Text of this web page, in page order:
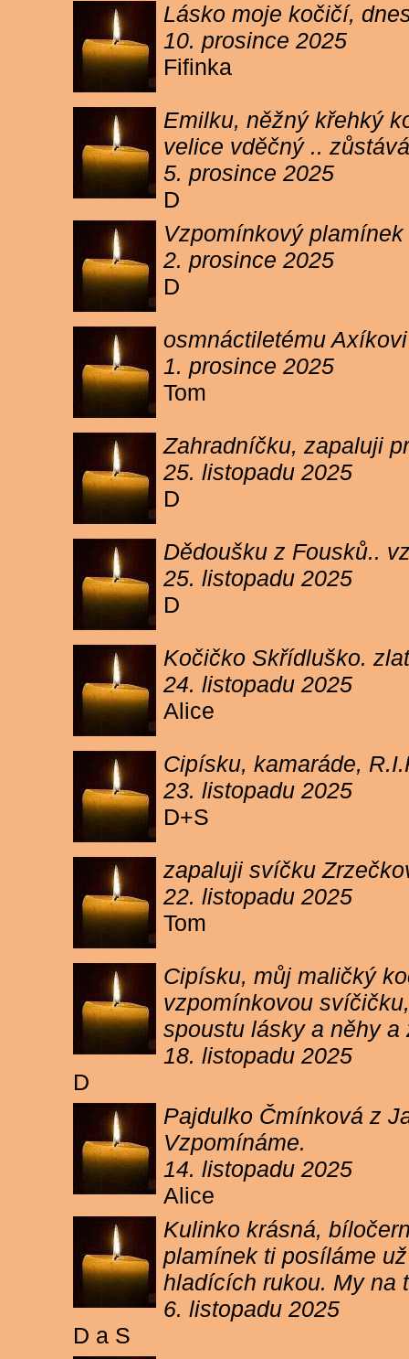
Lásko moje kočičí,
10. prosince 2025
Fifinka
Emilku, něžný křehký
velice vděčný ..
5. prosince 2025
D
Vzpomínkový
2. prosince 2025
D
osmnáctiletému
1. prosince 2025
Tom
Zahradníčku, zapaluji
25. listopadu 2025
D
Dědoušku z Fousků..
25. listopadu 2025
D
Kočičko Skřídluško.
24. listopadu 2025
Alice
Cipísku, kamaráde,
23. listopadu 2025
D+S
zapaluji svíčku
22. listopadu 2025
Tom
Cipísku, můj maličký
vzpomínkovou
spoustu lásky a něhy
18. listopadu 2025
D
Pajdulko Čmínková z
Vzpomínáme.
14. listopadu 2025
Alice
Kulinko krásná,
plamínek ti posíláme
hladících rukou. My na
6. listopadu 2025
D a S